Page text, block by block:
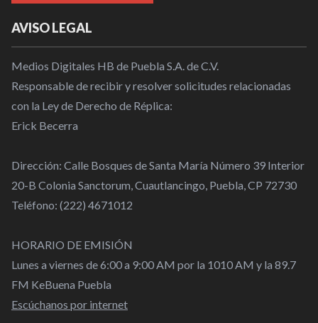
AVISO LEGAL
Medios Digitales HB de Puebla S.A. de C.V.
Responsable de recibir y resolver solicitudes relacionadas
con la Ley de Derecho de Réplica:
Erick Becerra
Dirección: Calle Bosques de Santa María Número 39 Interior
20-B Colonia Sanctorum, Cuautlancingo, Puebla, CP 72730
Teléfono: (222) 4671012
HORARIO DE EMISIÓN
Lunes a viernes de 6:00 a 9:00 AM por la 1010 AM y la 89.7
FM KeBuena Puebla
Escúchanos por internet